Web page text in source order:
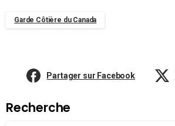
Garde Côtière du Canada
Partager sur Facebook
Recherche